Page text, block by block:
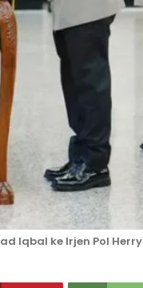
Iqbal ke Irjen Pol